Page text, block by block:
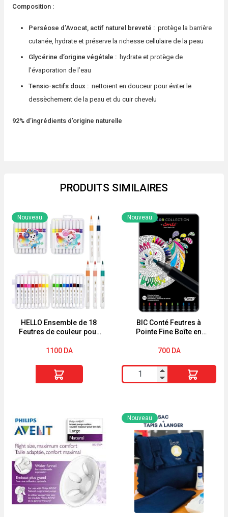
Composition :
Perséose d’Avocat, actif naturel breveté : protège la barrière
cutanée, hydrate et préserve la richesse cellulaire de la peau
Glycérine d’origine végétale : hydrate et protège de
l’évaporation de l’eau
Tensio-actifs doux : nettoient en douceur pour éviter le
dessèchement de la peau et du cuir chevelu
92% d’ingrédients d’origine naturelle
PRODUITS SIMILAIRES
HELLO Ensemble de 18
Feutres de couleur pour
plastique
Nouveau
1100 DA
de
Feutres
de
couleur
pour
BIC Conté Feutres à
Pointe Fine Boîte en
Nouveau
700 DA
quantité
de
Conté
Feutres
Pointe
Fine
Boîte
Métal
Nouveau